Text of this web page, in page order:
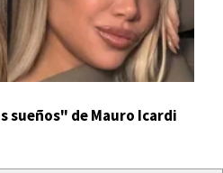
sueños" de Mauro Icardi